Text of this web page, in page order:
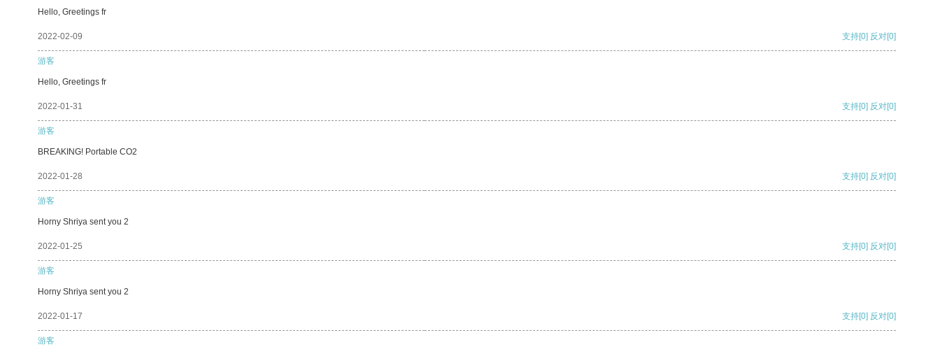
Hello, Greetings fr
2022-02-09 支持[0] 反对[0]
游客
Hello, Greetings fr
2022-01-31 支持[0] 反对[0]
游客
BREAKING! Portable CO2
2022-01-28 支持[0] 反对[0]
游客
Horny Shriya sent you 2
2022-01-25 支持[0] 反对[0]
游客
Horny Shriya sent you 2
2022-01-17 支持[0] 反对[0]
游客